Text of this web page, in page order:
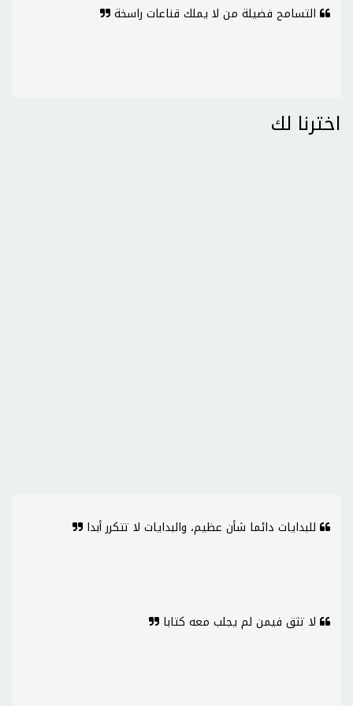
التسامح فضيلة من لا يملك قناعات راسخة
اخترنا لك
للبدايات دائما شأن عظيم، والبدايات لا تتكرر أبدا
لا تثق فيمن لم يجلب معه كتابا